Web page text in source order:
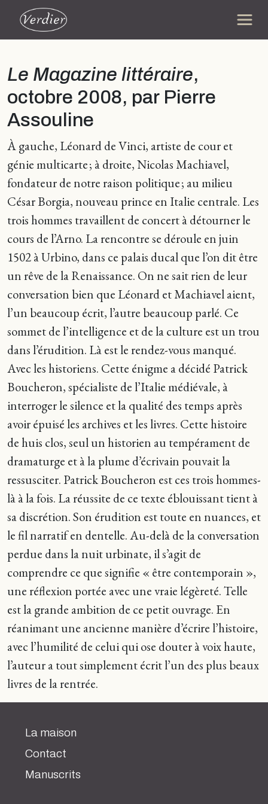
Le Magazine littéraire,
octobre 2008, par Pierre
Assouline
À gauche, Léonard de Vinci, artiste de cour et
génie multicarte ; à droite, Nicolas Machiavel,
fondateur de notre raison politique ; au milieu
César Borgia, nouveau prince en Italie centrale. Les
trois hommes travaillent de concert à détourner le
cours de l’Arno. La rencontre se déroule en juin
1502 à Urbino, dans ce palais ducal que l’on dit être
un rêve de la Renaissance. On ne sait rien de leur
conversation bien que Léonard et Machiavel aient,
l’un beaucoup écrit, l’autre beaucoup parlé. Ce
sommet de l’intelligence et de la culture est un trou
dans l’érudition. Là est le rendez-vous manqué.
Avec les historiens. Cette énigme a décidé Patrick
Boucheron, spécialiste de l’Italie médiévale, à
interroger le silence et la qualité des temps après
avoir épuisé les archives et les livres. Cette histoire
de huis clos, seul un historien au tempérament de
dramaturge et à la plume d’écrivain pouvait la
ressusciter. Patrick Boucheron est ces trois hommes-
là à la fois. La réussite de ce texte éblouissant tient à
sa discrétion. Son érudition est toute en nuances, et
le fil narratif en dentelle. Au-delà de la conversation
perdue dans la nuit urbinate, il s’agit de
comprendre ce que signifie « être contemporain »,
une réflexion portée avec une vraie légèreté. Telle
est la grande ambition de ce petit ouvrage. En
réanimant une ancienne manière d’écrire l’histoire,
avec l’humilité de celui qui ose douter à voix haute,
l’auteur a tout simplement écrit l’un des plus beaux
livres de la rentrée.
La maison
Contact
Manuscrits